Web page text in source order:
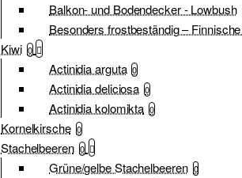
Balkon- und Bodendecker - Lowbush
Besonders frostbeständig –
Kiwi 0
Actinidia arguta 0
Actinidia deliciosa 0
Actinidia kolomikta 0
Kornelkirsche 0
Stachelbeeren 0
Grüne/gelbe Stachelbeeren 0